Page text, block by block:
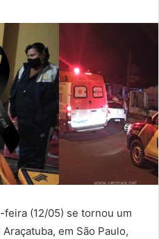
feira (12/05) se tornou um
em São Paulo,